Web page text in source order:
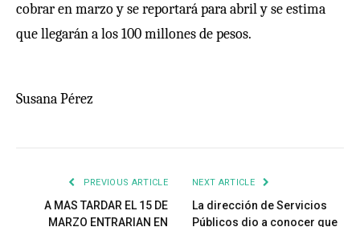
cobrar en marzo y se reportará para abril y se estima
que llegarán a los 100 millones de pesos.
Susana Pérez
PREVIOUS ARTICLE
A MAS TARDAR EL 15 DE
MARZO ENTRARIAN EN
NEXT ARTICLE
La dirección de Servicios
Públicos dio a conocer que